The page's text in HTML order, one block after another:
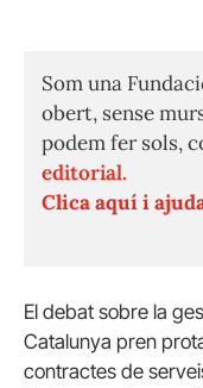
Som una
obert, sense
podem fer sols,
editorial.
Clica aquí i
El debat sobre la
Catalunya pren
contractes de